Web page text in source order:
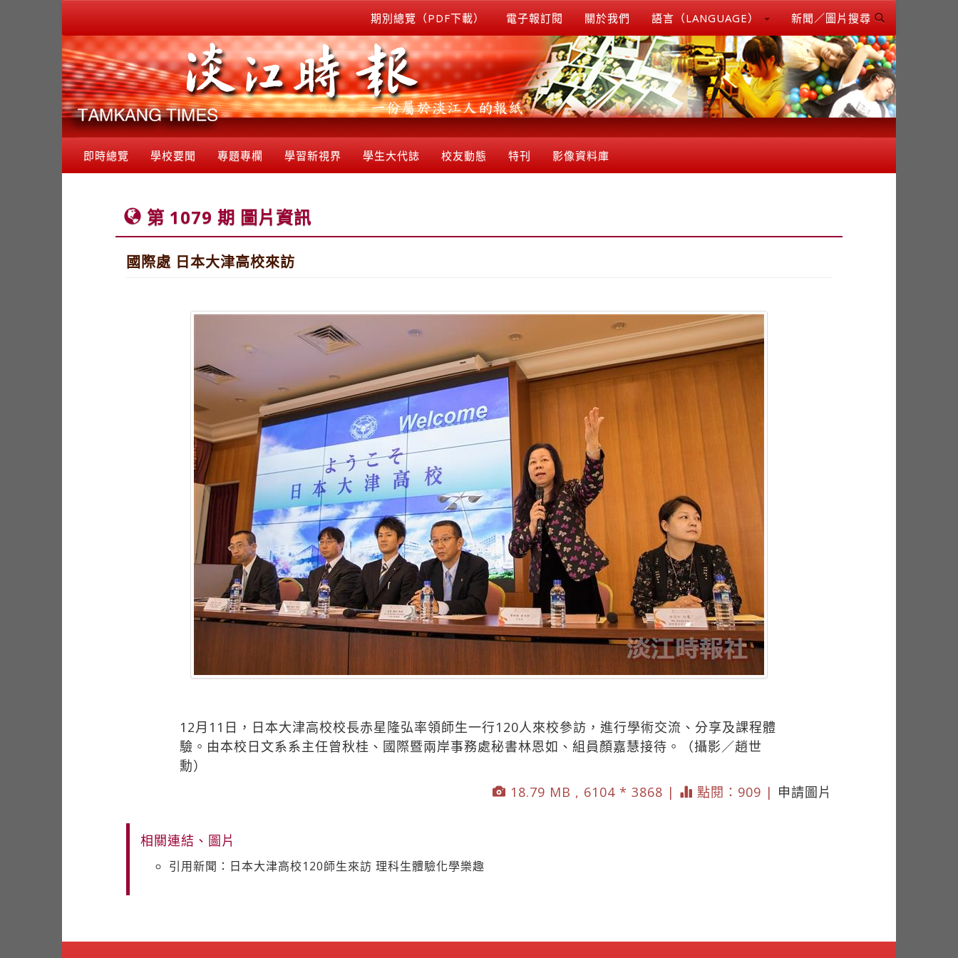
期別總覽（PDF下載） 電子報訂閱 關於我們 語言（LANGUAGE） 新聞／圖片搜尋
即時總覽 學校要聞 專題專欄 學習新視界 學生大代誌 校友動態 特刊 影像資料庫
第 1079 期 圖片資訊
國際處 日本大津高校來訪
12月11日，日本大津高校校長赤星隆弘率領師生一行120人來校參訪，進行學術交流、分享及課程體
驗。由本校日文系系主任曾秋桂、國際暨兩岸事務處秘書林恩如、組員顏嘉慧接待。（攝影／趙世
勳）
18.79 MB , 6104 * 3868 |
點閱：909 | 申請圖片
相關連結、圖片
引用新聞：日本大津高校120師生來訪 理科生體驗化學樂趣